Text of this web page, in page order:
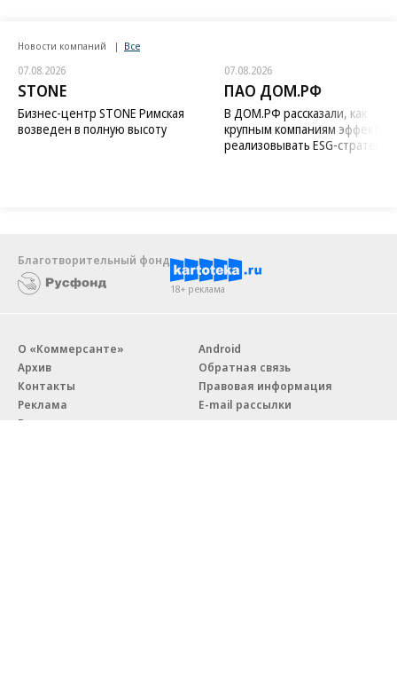
Новости компаний Все
07.08.2026
STONE
Бизнес-центр STONE Римская
возведен в полную высоту
07.08.2026
ПАО ДОМ.РФ
В ДОМ.РФ рассказали, как
крупным компаниям
реализовывать ESG-стратегию
Благотворительный фонд
18+ реклама
О «Коммерсанте»
Архив
Контакты
Реклама
Вакансии
Android
Обратная связь
Правовая информация
E-mail рассылки